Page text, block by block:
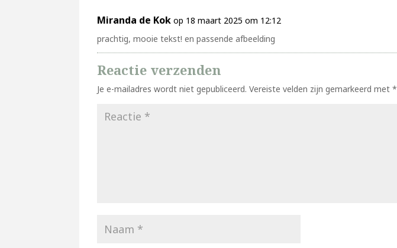
Miranda de Kok op 18 maart 2025 om 12:12
prachtig, mooie tekst! en passende afbeelding
Reactie verzenden
Je e-mailadres wordt niet gepubliceerd. Vereiste velden zijn gemarkeerd met*